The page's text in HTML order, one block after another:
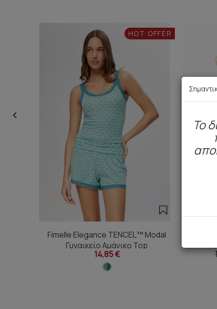
HOT OFFER
Fimelle Elegance TENCEL™ Modal
Γυναικείο Αμάνικο Top
14,85 €
To